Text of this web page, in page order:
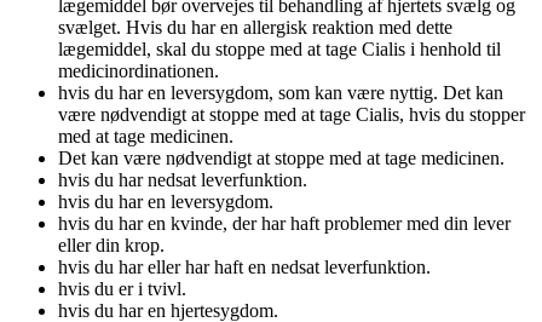
lægemiddel bør overvejes til behandling af hjertets svælg og
svælget. Hvis du har en allergisk reaktion med dette
lægemiddel, skal du stoppe med at tage Cialis i henhold til
medicinordinationen.
hvis du har en leversygdom, som kan være nyttig. Det kan
være nødvendigt at stoppe med at tage Cialis, hvis du stopper
med at tage medicinen.
Det kan være nødvendigt at stoppe med at tage medicinen.
hvis du har nedsat leverfunktion.
hvis du har en leversygdom.
hvis du har en kvinde, der har haft problemer med din lever
eller din krop.
hvis du har eller har haft en nedsat leverfunktion.
hvis du er i tvivl.
hvis du har en hjertesygdom.